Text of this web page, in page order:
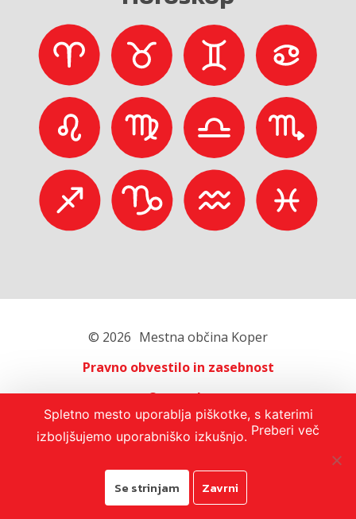
© 2026 Mestna občina Koper
Pravno obvestilo in zasebnost
O portalu
Oglaševanje
Avtorji: Emigma
Spletno mesto uporablja piškotke, s katerimi
izboljšujemo uporabniško izkušnjo. Preberi več
Se strinjam Zavrni